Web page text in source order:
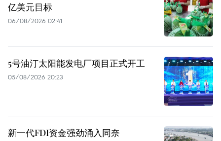
亿美元目标
06/08/2026 02:41
5号油汀太阳能发电厂项目正式开工
05/08/2026 20:23
新一代FDI资金强劲涌入同奈